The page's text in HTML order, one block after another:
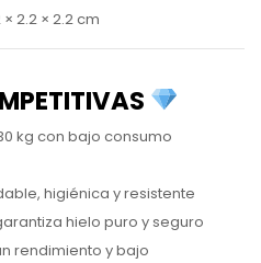
2.2 × 2.2 cm
kg con bajo consumo
higiénica y resistente
hielo puro y seguro
rendimiento y bajo